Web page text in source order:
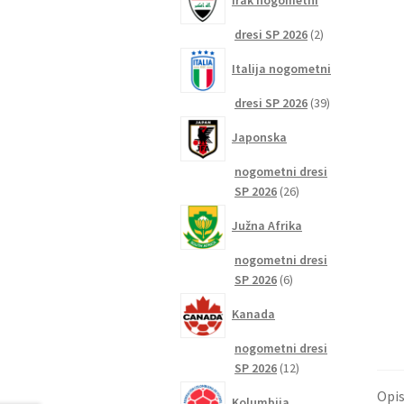
Opis
dresi SP 2026 22
Italija nogometni
dresi SP 2026 3939
Japonska
nogometni dresi
SP 2026 2626
Južna Afrika
nogometni dresi
SP 2026 66
Kanada
nogometni dresi
SP 2026 1212